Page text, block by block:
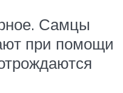
Самцы
при помощи